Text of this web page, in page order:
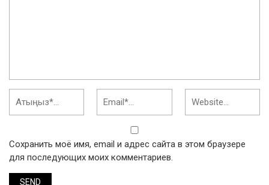
Сохранить моё имя, email и адрес сайта в этом браузере
для последующих моих комментариев.